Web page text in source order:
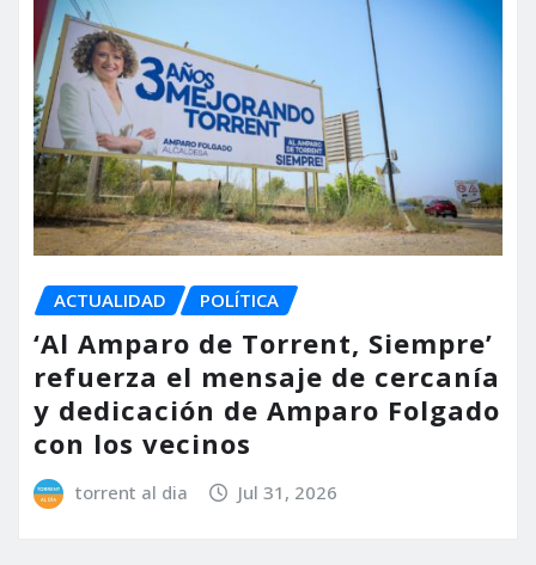
ACTUALIDAD POLÍTICA
‘Al Amparo de Torrent, Siempre’
refuerza el mensaje de cercanía
y dedicación de Amparo Folgado
con los vecinos
torrent al dia Jul 31, 2026